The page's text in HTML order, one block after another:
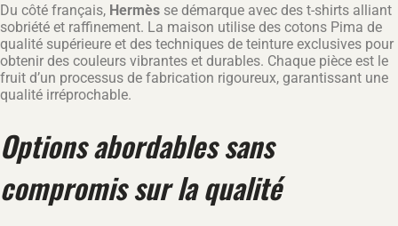
Du côté français, Hermès se démarque avec des t-shirts alliant
sobriété et raffinement. La maison utilise des cotons Pima de
qualité supérieure et des techniques de teinture exclusives pour
obtenir des couleurs vibrantes et durables. Chaque pièce est le
fruit d’un processus de fabrication rigoureux, garantissant une
qualité irréprochable.
Options abordables sans
compromis sur la qualité